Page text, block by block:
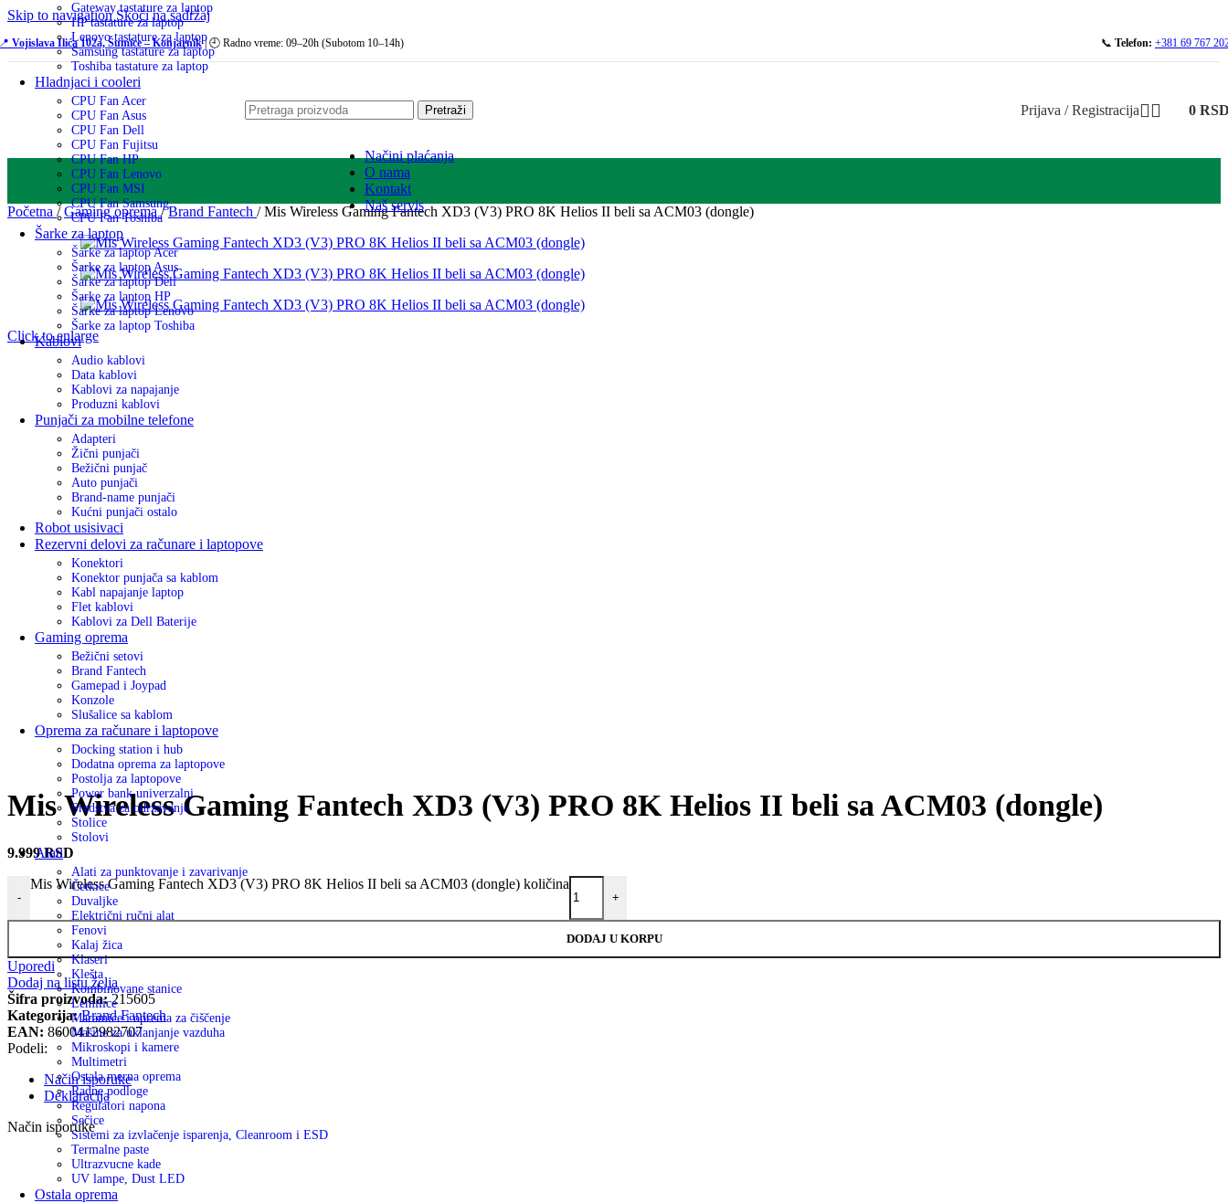
Skip to navigationSkoči na sadržaj
Vojislava Ilića 102a, Šumice – Konjarnik| 🕘 Radno vreme: 09–20h (Subotom 10–14h) 📞 Telefon: +381 69 767
Pretraži Prijava / Registracija 0
Gateway tastature za laptop
HP tastature za laptop
Lenovo tastature za laptop
Samsung tastature za laptop
Toshiba tastature za laptop
Hladnjaci i cooleri
CPU Fan Acer
CPU Fan Asus
CPU Fan Dell
CPU Fan Fujitsu
CPU Fan HP
CPU Fan Lenovo
CPU Fan MSI
CPU Fan Samsung
CPU Fan Toshiba
Šarke za laptop
Šarke za laptop Acer
Šarke za laptop Asus
Šarke za laptop Dell
Šarke za laptop HP
Šarke za laptop Lenovo
Šarke za laptop Toshiba
Kablovi
Audio kablovi
Data kablovi
Kablovi za napajanje
Produzni kablovi
Punjači za mobilne telefone
Adapteri
Žični punjači
Bežični punjač
Auto punjači
Brand-name punjači
Kućni punjači ostalo
Robot usisivaci
Rezervni delovi za računare i laptopove
Konektori
Konektor punjača sa kablom
Kabl napajanje laptop
Flet kablovi
Kablovi za Dell Baterije
Gaming oprema
Bežični setovi
Brand Fantech
Gamepad i Joypad
Konzole
Slušalice sa kablom
Oprema za računare i laptopove
Docking station i hub
Dodatna oprema za laptopove
Postolja za laptopove
Power bank univerzalni
Sredstva za održavanje
Stolice
Stolovi
Alati
Alati za punktovanje i zavarivanje
Četkice
Duvaljke
Električni ručni alat
Fenovi
Kalaj žica
Klaseri
Klešta
Kombinovane stanice
Lemilice
Maramice i oprema za čiščenje
Mašine za uklanjanje vazduha
Mikroskopi i kamere
Multimetri
Ostala merna oprema
Radne podloge
Regulatori napona
Sečice
Sistemi za izvlačenje isparenja, Cleanroom i ESD
Termalne paste
Ultrazvucne kade
UV lampe, Dust LED
Ostala oprema
Načini plaćanja
O nama
Kontakt
Naš servis
Početna / Gaming oprema/ Brand Fantech / Mis Wireless Gaming Fantech XD3 (V3) PRO 8K Helios II beli sa ACM03 (dongle)
Click to enlarge
Mis Wireless Gaming Fantech XD3 (V3) PRO 8K Helios II beli sa ACM03 (dongle)
9.999RSD
-
Mis Wireless Gaming Fantech XD3 (V3) PRO 8K Helios II beli sa ACM03 (dongle) količina
+
DODAJ U KORPU
Uporedi
Dodaj na listu želja
Šifra proizvoda:215605
Kategorija: Brand Fantech
EAN: 8600412982707
Podeli:
Način isporuke
Deklaracija
Način isporuke